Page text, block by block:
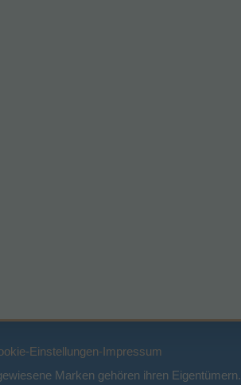
Einstellungen-Impressum
Marken gehören ihren Eigentümern.